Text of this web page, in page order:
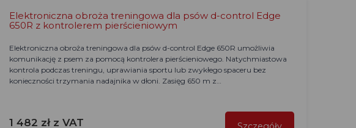
Elektroniczna obroża treningowa dla psów d-control Edge
650R z kontrolerem pierścieniowym
Elektroniczna obroża treningowa dla psów d-control Edge 650R umożliwia
komunikację z psem za pomocą kontrolera pierścieniowego. Natychmiastowa
kontrola podczas treningu, uprawiania sportu lub zwykłego spaceru bez
konieczności trzymania nadajnika w dłoni. Zasięg 650 m z…
1 482 zł z VAT